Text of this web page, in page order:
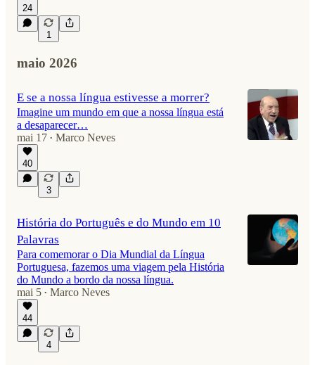
24
1
maio 2026
E se a nossa língua estivesse a morrer?
Imagine um mundo em que a nossa língua está
a desaparecer…
mai 17 • Marco Neves
40
3
História do Português e do Mundo em 10
Palavras
Para comemorar o Dia Mundial da Língua
Portuguesa, fazemos uma viagem pela História
do Mundo a bordo da nossa língua.
mai 5 • Marco Neves
44
4